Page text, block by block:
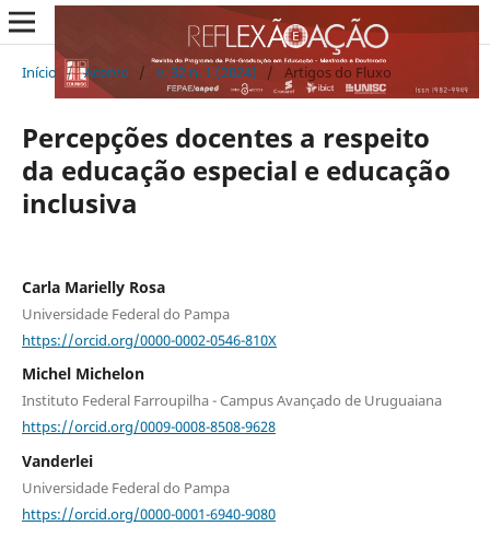
Início / Acervo / v. 32 n. 1 (2024) / Artigos do Fluxo
Percepções docentes a respeito
da educação especial e educação
inclusiva
Carla Marielly Rosa
Universidade Federal do Pampa
https://orcid.org/0000-0002-0546-810X
Michel Michelon
Instituto Federal Farroupilha - Campus Avançado de Uruguaiana
https://orcid.org/0009-0008-8508-9628
Vanderlei
Universidade Federal do Pampa
https://orcid.org/0000-0001-6940-9080